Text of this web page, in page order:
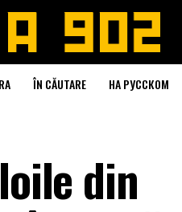
ÎN CĂUTARE НА РУССКОМ
din